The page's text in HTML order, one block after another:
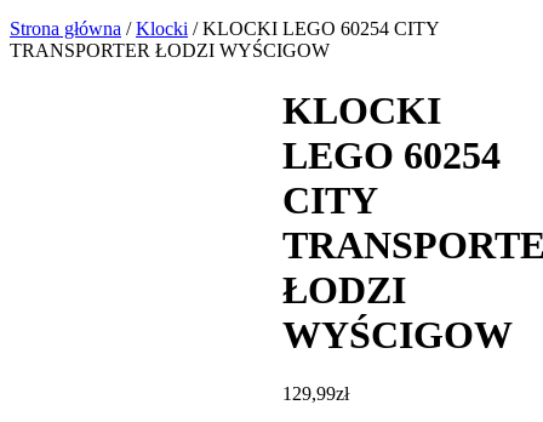
Strona główna /Klocki / KLOCKI LEGO 60254 CITY
TRANSPORTER ŁODZI WYŚCIGOW
KLOCKI
LEGO 60254
CITY
ŁODZI
WYŚCIGOW
129,99zł